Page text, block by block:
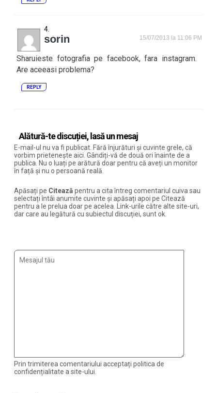
sorin 15/07/2013 la 11:06 PM
Sharuieste fotografia pe facebook, fara instagram.
Are aceeasi problema?
REPLY
Alătură-te discuției, lasă un mesaj
E-mail-ul nu va fi publicat. Fără înjurături și cuvinte grele, că
vorbim prietenește aici. Gândiți-vă de două ori înainte de a
publica. Nu o luați pe arătură doar pentru că aveți un monitor
în față și nu o persoană reală.
Apăsați pe Citează pentru a cita întreg comentariul cuiva sau
selectați întâi anumite cuvinte și apăsați apoi pe Citează
pentru a le prelua doar pe acelea. Link-urile către alte site-uri,
dar care au legătură cu subiectul discuției, sunt ok.
Prin trimiterea comentariului acceptați politica de
confidențialitate a site-ului.